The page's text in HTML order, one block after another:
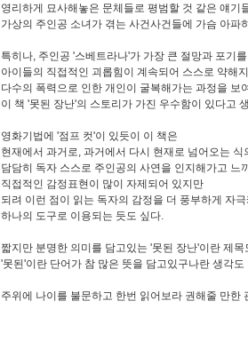
영리하게 묘사해놓은 문체들로 평범할 것 같은 얘기
가상의 주인공 소녀가 겪는 사건사건들에 가슴 아파
특히나, 주인공 '스베트라나'가 가장 큰 절망과 포기
아이들의 직접적인 괴롭힘이 계속되어 스스로 약해
다수의 폭력으로 인한 개인이 굴복해가는 과정을 보
이 책 '못된 장난'의 스토리가 가진 우수함이 있다고
영화기법에 '점프 컷'이 있듯이 이 책은
현재에서 과거로, 과거에서 다시 현재로 넘어오는 식
담담히 독자 스스로 주인공의 사연을 인지해가고 느
직접적인 감정표현이 많이 자제되어 있지만
되려 이런 점이 읽는 독자의 감정을 더 풍부하게 자
하나의 도구로 이용되는 듯도 싶다.
짧지만 분명한 의미를 담고있는 '못된 장난'이란 제목
'못된'이란 단어가 참 많은 뜻을 담고있구나란 생각도
주위에 나이를 불문하고 한번 읽어보라 권해줄 만한